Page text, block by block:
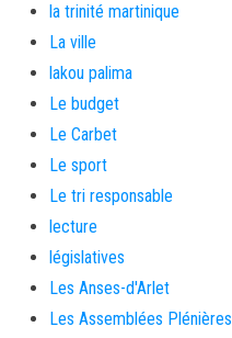
la trinité martinique
La ville
lakou palima
Le budget
Le Carbet
Le sport
Le tri responsable
lecture
législatives
Les Anses-d'Arlet
Les Assemblées Plénières